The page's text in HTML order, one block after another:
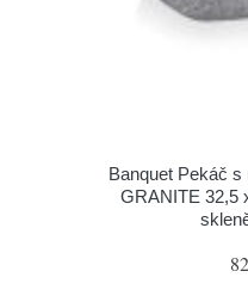
Banquet Pekáč
GRANITE 32,5